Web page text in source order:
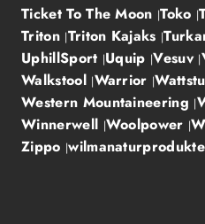
Ticket To The Moon Toko
Triton Triton Kajaks
UphillSport Uquip Vesuv
Walkstool Warrior
Western Mountaineering
Winnerwell Woolpower
Zippo